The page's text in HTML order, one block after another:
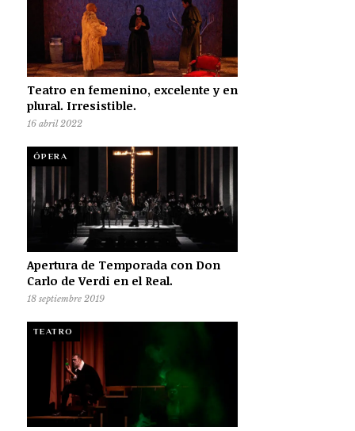
Teatro en femenino, excelente y en
plural. Irresistible.
16 abril 2022
ÓPERA
Apertura de Temporada con Don
Carlo de Verdi en el Real.
18 septiembre 2019
TEATRO